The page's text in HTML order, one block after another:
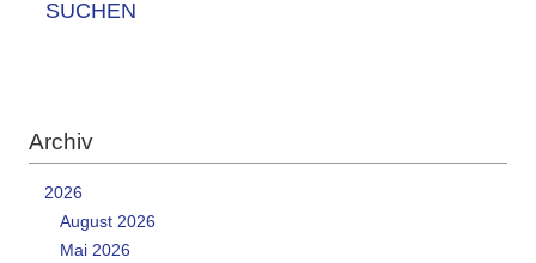
SUCHEN
Archiv
2026
August 2026
Mai 2026